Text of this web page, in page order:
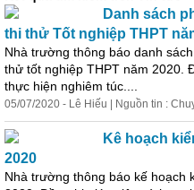
Danh sách
thi thử Tốt nghiệp THPT
Nhà trường thông báo danh
thử tốt nghiệp THPT năm 2020.
thực hiện nghiêm túc....
05/07/2020 - Lê Hiếu | Nguồn tin :
Kê hoạch
2020
Nhà trường thông báo kế hoạch